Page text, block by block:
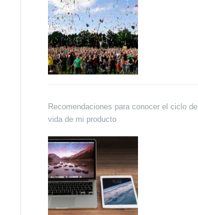
Recomendaciones para conocer el ciclo de
vida de mi producto